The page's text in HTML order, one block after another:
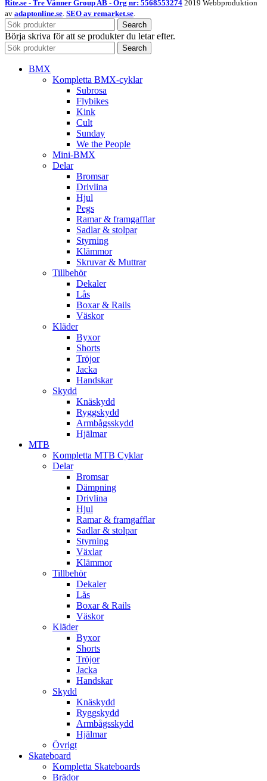
Rite.se - Tre Vänner Group AB - Org nr: 5568553274 2019 Webbproduktion
av adaptonline.se. SEO av remarket.se.
Search
Börja skriva för att se produkter du letar efter.
Search
BMX
Kompletta BMX-cyklar
Subrosa
Flybikes
Kink
Cult
Sunday
We the People
Mini-BMX
Delar
Bromsar
Drivlina
Hjul
Pegs
Ramar & framgafflar
Sadlar & stolpar
Styrning
Klämmor
Skruvar & Muttrar
Tillbehör
Dekaler
Lås
Boxar & Rails
Väskor
Kläder
Byxor
Shorts
Tröjor
Jacka
Handskar
Skydd
Knäskydd
Ryggskydd
Armbågsskydd
Hjälmar
MTB
Kompletta MTB Cyklar
Delar
Bromsar
Dämpning
Drivlina
Hjul
Ramar & framgafflar
Sadlar & stolpar
Styrning
Växlar
Klämmor
Tillbehör
Dekaler
Lås
Boxar & Rails
Väskor
Kläder
Byxor
Shorts
Tröjor
Jacka
Handskar
Skydd
Knäskydd
Ryggskydd
Armbågsskydd
Hjälmar
Övrigt
Skateboard
Kompletta Skateboards
Brädor